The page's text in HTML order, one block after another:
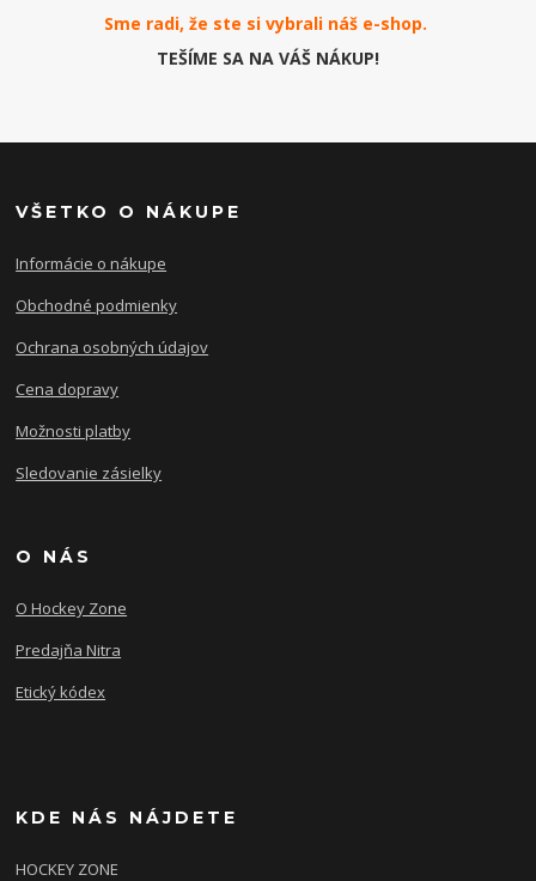
Sme radi, že ste si vybrali náš e-shop.
TEŠÍME SA NA VÁŠ NÁKUP!
VŠETKO O NÁKUPE
Informácie o nákupe
Obchodné podmienky
Ochrana osobných údajov
Cena dopravy
Možnosti platby
Sledovanie zásielky
O NÁS
O Hockey Zone
Predajňa Nitra
Etický kódex
KDE NÁS NÁJDETE
HOCKEY ZONE